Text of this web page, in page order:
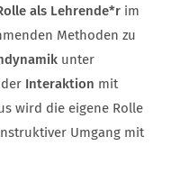
als Lehrende*r im
Methoden zu
unter
Interaktion mit
wird die eigene Rolle
Umgang mit